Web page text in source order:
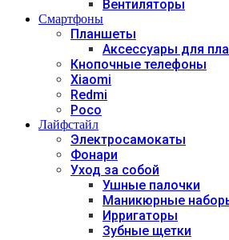
Вентиляторы
Смартфоны
Планшеты
Аксессуары для
Кнопочные телефоны
Xiaomi
Redmi
Poco
Лайфстайл
Электросамокаты
Фонари
Уход за собой
Ушные палочки
Маникюрные
Ирригаторы
Зубные щетки